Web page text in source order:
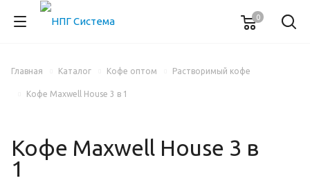
0
Главная Каталог Кофе оптом Растворимый кофе
Кофе Maxwell House 3 в 1
Кофе Maxwell House 3 в
1